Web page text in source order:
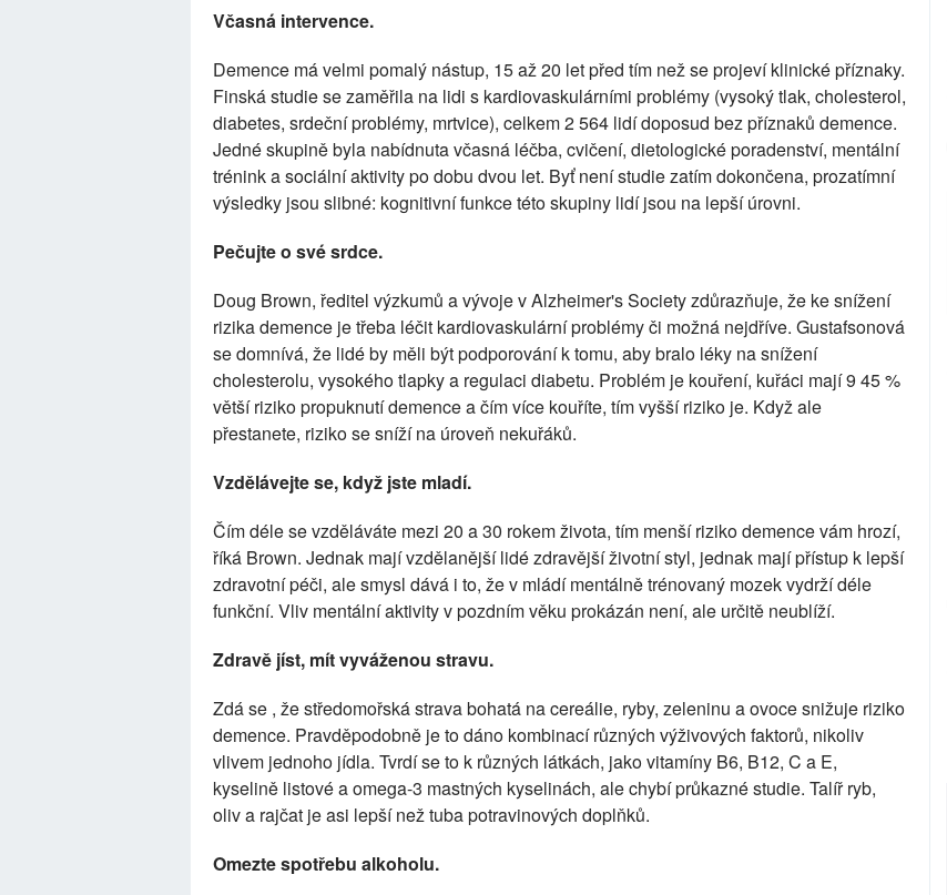
Včasná intervence.
Demence má velmi pomalý nástup, 15 až 20 let před tím než se projeví klinické příznaky.
Finská studie se zaměřila na lidi s kardiovaskulárními problémy (vysoký tlak, cholesterol,
diabetes, srdeční problémy, mrtvice), celkem 2 564 lidí doposud bez příznaků demence.
Jedné skupině byla nabídnuta včasná léčba, cvičení, dietologické poradenství, mentální
trénink a sociální aktivity po dobu dvou let. Byť není studie zatím dokončena, prozatímní
výsledky jsou slibné: kognitivní funkce této skupiny lidí jsou na lepší úrovni.
Pečujte o své srdce.
Doug Brown, ředitel výzkumů a vývoje v Alzheimer's Society zdůrazňuje, že ke snížení
rizika demence je třeba léčit kardiovaskulární problémy či možná nejdříve. Gustafsonová
se domnívá, že lidé by měli být podporování k tomu, aby bralo léky na snížení
cholesterolu, vysokého tlapky a regulaci diabetu. Problém je kouření, kuřáci mají 9 45 %
větší riziko propuknutí demence a čím více kouříte, tím vyšší riziko je. Když ale
přestanete, riziko se sníží na úroveň nekuřáků.
Vzdělávejte se, když jste mladí.
Čím déle se vzděláváte mezi 20 a 30 rokem života, tím menší riziko demence vám hrozí,
říká Brown. Jednak mají vzdělanější lidé zdravější životní styl, jednak mají přístup k lepší
zdravotní péči, ale smysl dává i to, že v mládí mentálně trénovaný mozek vydrží déle
funkční. Vliv mentální aktivity v pozdním věku prokázán není, ale určitě neublíží.
Zdravě jíst, mít vyváženou stravu.
Zdá se , že středomořská strava bohatá na cereálie, ryby, zeleninu a ovoce snižuje riziko
demence. Pravděpodobně je to dáno kombinací různých výživových faktorů, nikoliv
vlivem jednoho jídla. Tvrdí se to k různých látkách, jako vitamíny B6, B12, C a E,
kyselině listové a omega-3 mastných kyselinách, ale chybí průkazné studie. Talíř ryb,
oliv a rajčat je asi lepší než tuba potravinových doplňků.
Omezte spotřebu alkoholu.